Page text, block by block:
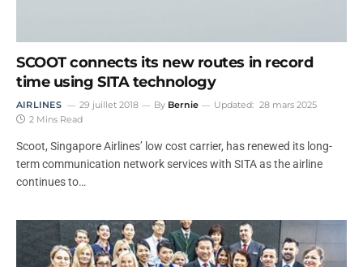
SCOOT connects its new routes in record
time using SITA technology
AIRLINES 29 juillet 2018 By Bernie Updated: 28 mars 2025
2 Mins Read
Scoot, Singapore Airlines’ low cost carrier, has renewed its long-
term communication network services with SITA as the airline
continues to…